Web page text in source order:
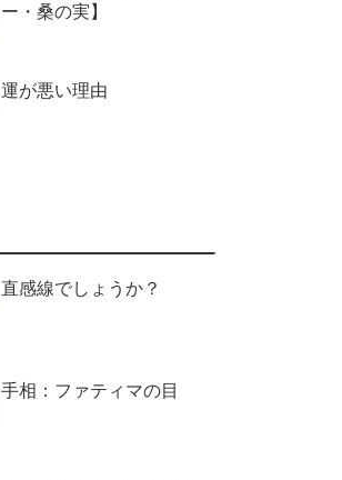
ー・桑の実】
運が悪い理由
直感線でしょうか？
手相：ファティマの目